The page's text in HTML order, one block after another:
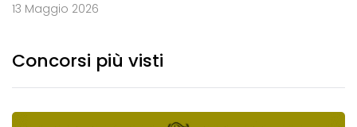
13 Maggio 2026
Concorsi più visti